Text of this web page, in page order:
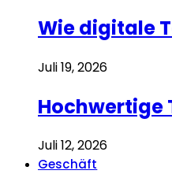
Wie digitale
Juli 19, 2026
Hochwertige
Juli 12, 2026
Geschäft